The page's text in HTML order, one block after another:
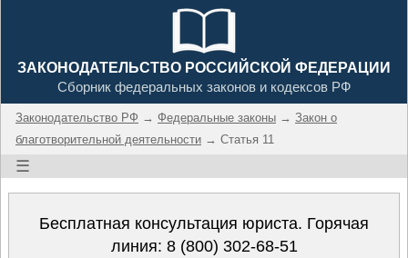
ЗАКОНОДАТЕЛЬСТВО РОССИЙСКОЙ ФЕДЕРАЦИИ
Сборник федеральных законов и кодексов РФ
Законодательство РФ → Федеральные законы → Закон о
благотворительной деятельности → Статья 11
☰
Бесплатная консультация юриста. Горячая
линия: 8 (800) 302-68-51